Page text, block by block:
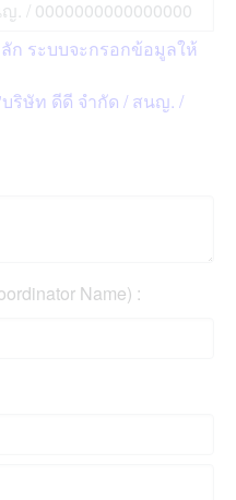
ก ระบบจะกรอกข้อมูลให้
ริษัท ดีดี จำกัด / สนญ. /
Name) :